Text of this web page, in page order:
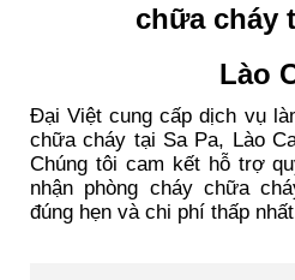
chữa cháy
Lào
Đại Việt cung cấp dịch vụ
chữa cháy tại Sa Pa, Lào
Chúng tôi cam kết hỗ trợ
nhận phòng cháy chữa
đúng hẹn và chi phí thấp